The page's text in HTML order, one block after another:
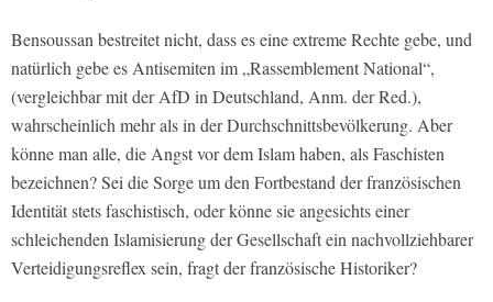
Bensoussan bestreitet nicht, dass es eine extreme Rechte gebe, und
natürlich gebe es Antisemiten im „Rassemblement National“,
(vergleichbar mit der AfD in Deutschland, Anm. der Red.),
wahrscheinlich mehr als in der Durchschnittsbevölkerung. Aber
könne man alle, die Angst vor dem Islam haben, als Faschisten
bezeichnen? Sei die Sorge um den Fortbestand der französischen
Identität stets faschistisch, oder könne sie angesichts einer
schleichenden Islamisierung der Gesellschaft ein nachvollziehbarer
Verteidigungsreflex sein, fragt der französische Historiker?